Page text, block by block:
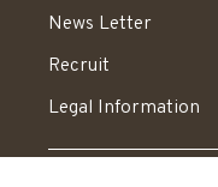
News Letter
Recruit
Legal Information